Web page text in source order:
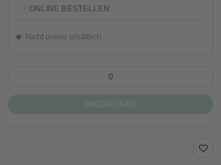
ONLINE BESTELLEN
Nicht online erhältlich